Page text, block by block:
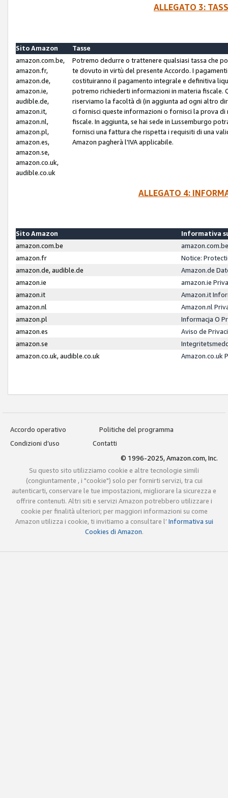
ALLEGATO 3:
Sito Amazon
Tasse
amazon.com.be,
amazon.fr,
amazon.de,
amazon.ie,
audible.de,
amazon.it,
amazon.nl,
amazon.pl,
amazon.es,
amazon.se,
amazon.co.uk,
audible.co.uk
Potremo dedurre o trattenere qualsiasi tassa che
te dovuto in virtù del presente Accordo. I
costituiranno il pagamento integrale e definitiva
potremo richiederti informazioni in materia fiscale.
riserviamo la facoltà di (in aggiunta ad ogni altro
ci fornisci queste informazioni o fornisci la prova
fiscale. In aggiunta, se hai sede in Lussemburgo
fornisci una fattura che rispetta i requisiti di una
Amazon pagherà l'IVA applicabile.
ALLEGATO 4:
Sito Amazon
Informativa
amazon.com.be
amazon.fr
Notice:
amazon.de, audible.de
Amazon.de
amazon.ie
amazon.ie
amazon.it
Amazon.it
amazon.nl
Amazon.nl
amazon.pl
Informacja O
amazon.es
Aviso de
amazon.se
amazon.co.uk, audible.co.uk
Amazon.co.uk
Accordo operativo
Politiche del programma
Condizioni d’uso
Contatti
© 1996-2025, Amazon.com, Inc.
Su questo sito utilizziamo cookie e altre tecnologie simili
(congiuntamente , i "cookie") solo per fornirti servizi, tra cui
autenticarti, conservare le tue impostazioni, migliorare la sicurezza e
offrire contenuti. Altri siti e servizi Amazon potrebbero utilizzare i
cookie per finalità ulteriori; per maggiori informazioni su come
Amazon utilizza i cookie, ti invitiamo a consultare l’Informativa sui
Cookies di Amazon.